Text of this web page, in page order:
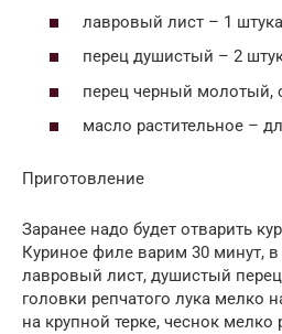
лавровый лист – 1
перец душистый – 2
перец черный молотый,
масло растительное –
Приготовление
Заранее надо будет отварить
Куриное филе варим 30 минут,
лавровый лист, душистый
головки репчатого лука мелко
на крупной терке, чеснок